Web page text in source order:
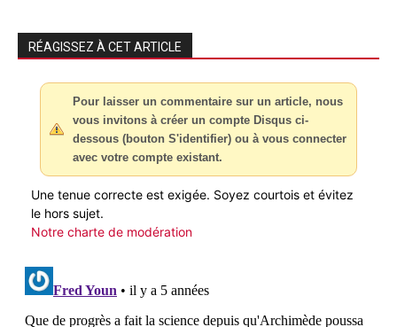
RÉAGISSEZ À CET ARTICLE
Pour laisser un commentaire sur un article, nous
vous invitons à créer un compte Disqus ci-
dessous (bouton S'identifier) ou à vous connecter
avec votre compte existant.
Une tenue correcte est exigée. Soyez courtois et évitez
le hors sujet.
Notre charte de modération